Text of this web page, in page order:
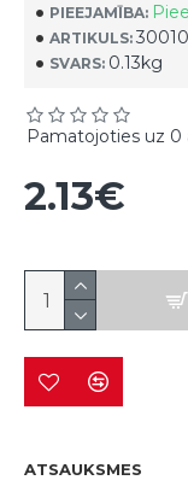
PIEEJAMĪBA:
ARTIKULS: 30010
SVARS: 0.13kg
Pamatojoties uz 0
2.13€
ATSAUKSMES